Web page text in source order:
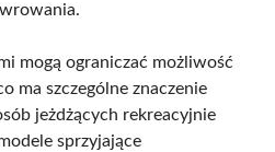
mogą ograniczać możliwość
ma szczególne znaczenie
jeżdżących rekreacyjnie
sprzyjające